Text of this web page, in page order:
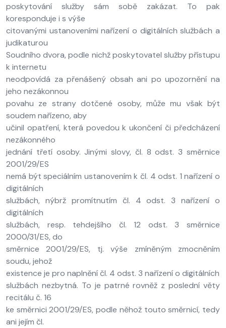
poskytování služby sám sobě zakázat. To pak
koresponduje i s výše
citovanými ustanoveními nařízení o digitálních službách a
judikaturou
Soudního dvora, podle nichž poskytovatel služby přístupu
k internetu
neodpovídá za přenášený obsah ani po upozornění na
jeho nezákonnou
povahu ze strany dotčené osoby, může mu však být
soudem nařízeno, aby
učinil opatření, která povedou k ukončení či předcházení
nezákonného
jednání třetí osoby. Jinými slovy, čl. 8 odst. 3 směrnice
2001/29/ES
nemá být speciálním ustanovením k čl. 4 odst. 1 nařízení o
digitálních
službách, nýbrž promítnutím čl. 4 odst. 3 nařízení o
digitálních
službách, resp. tehdejšího čl. 12 odst. 3 směrnice
2000/31/ES, do
směrnice 2001/29/ES, tj. výše zmíněným zmocněním
soudu, jehož
existence je pro naplnění čl. 4 odst. 3 nařízení o digitálních
službách nezbytná. To je patrné rovněž z poslední věty
recitálu č. 16
ke směrnici 2001/29/ES, podle něhož touto směrnicí, tedy
ani jejím čl.